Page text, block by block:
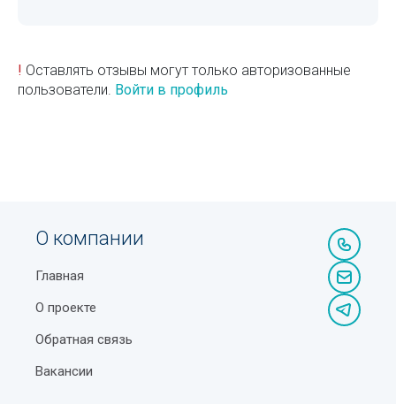
! Оставлять отзывы могут только авторизованные
пользователи. Войти в профиль
О компании
Главная
О проекте
Обратная связь
Вакансии